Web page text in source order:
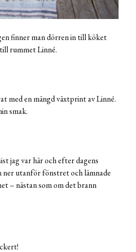
finner man dörren in till köket
rummet Linné.
med en mängd växtprint av Linné.
smak.
jag var här och efter dagens
utanför fönstret och lämnade
– nästan som om det brann